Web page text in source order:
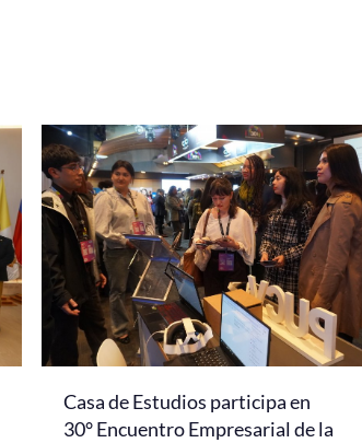
Casa de Estudios participa en
30° Encuentro Empresarial de la